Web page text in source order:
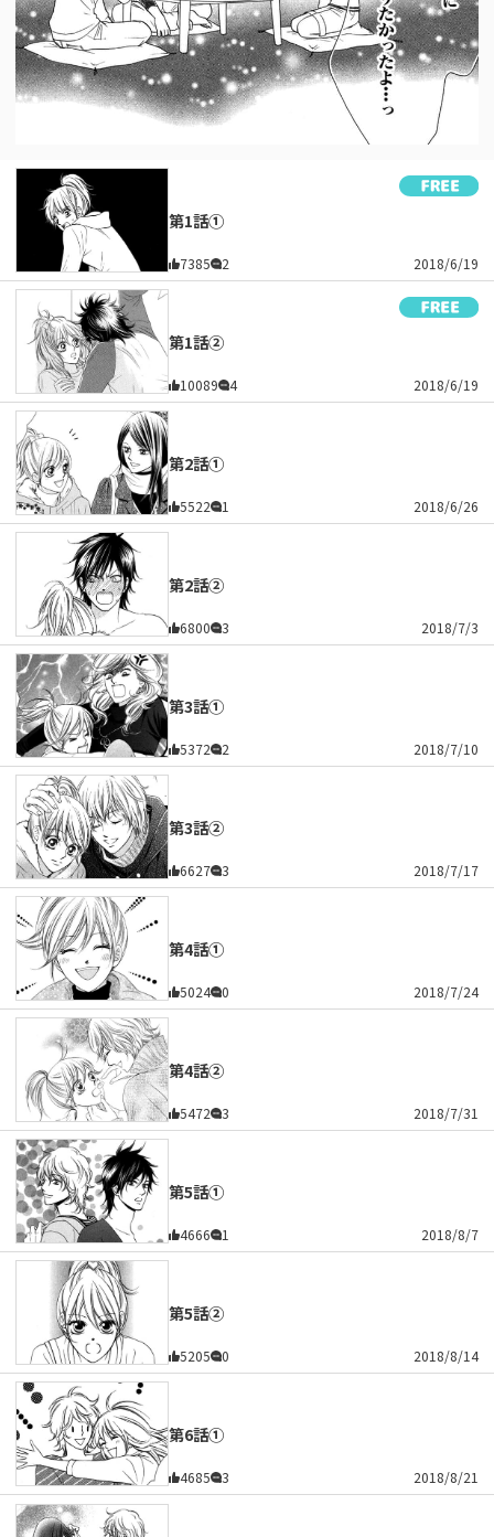
第1話①
7385 2 2018/6/19
第1話②
10089 4 2018/6/19
第2話①
5522 1 2018/6/26
第2話②
6800 3 2018/7/3
第3話①
5372 2 2018/7/10
第3話②
6627 3 2018/7/17
第4話①
5024 0 2018/7/24
第4話②
5472 3 2018/7/31
第5話①
4666 1 2018/8/7
第5話②
5205 0 2018/8/14
第6話①
4685 3 2018/8/21